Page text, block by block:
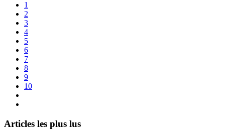
1
2
3
4
5
6
7
8
9
10
Articles les plus lus